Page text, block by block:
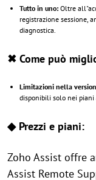
Tutto in uno: Oltre
registrazione sessione,
diagnostica.
✖ Come può
Limitazioni nella
disponibili solo nei piani
◆ Prezzi e piani:
Zoho Assist offre
Assist Remote